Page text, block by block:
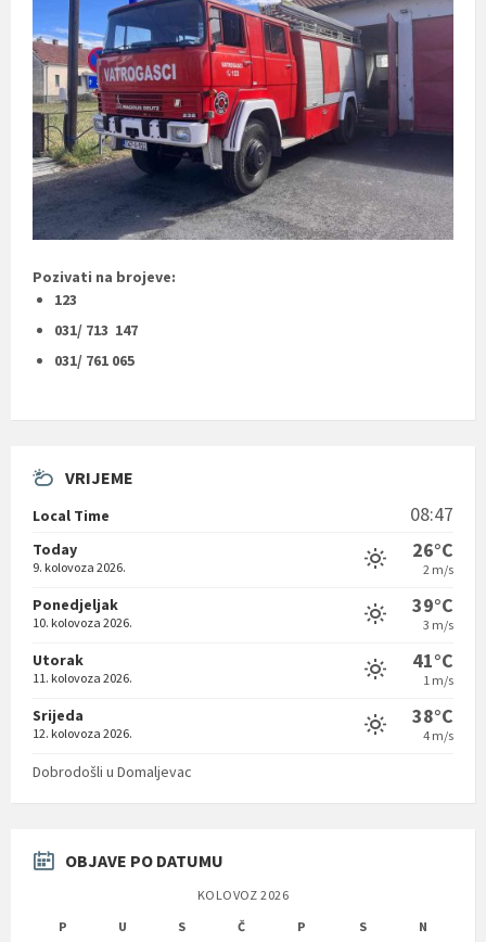
Pozivati na brojeve:
123
031/ 713 147
031/ 761 065
VRIJEME
Local Time 08:47
Today
9. kolovoza 2026.
26°C
2 m/s
Ponedjeljak
10. kolovoza 2026.
39°C
3 m/s
Utorak
11. kolovoza 2026.
41°C
1 m/s
Srijeda
12. kolovoza 2026.
38°C
4 m/s
Dobrodošli u Domaljevac
OBJAVE PO DATUMU
KOLOVOZ 2026
P
U S Č P S
N